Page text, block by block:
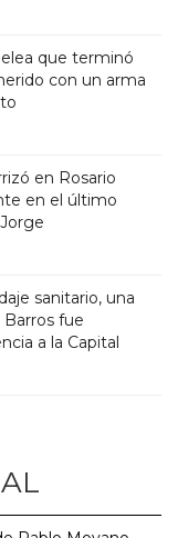
que terminó
con un arma
en Rosario
en el último
sanitario, una
fue
a la Capital